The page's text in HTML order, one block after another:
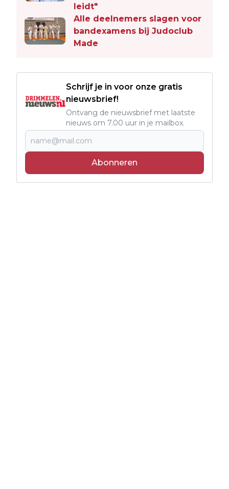
leidt"
Alle deelnemers slagen voor
bandexamens bij Judoclub
Made
Schrijf je in voor onze gratis
nieuwsbrief!
Ontvang de nieuwsbrief met laatste
nieuws om 7.00 uur in je mailbox.
Abonneren